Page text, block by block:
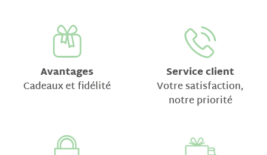
Avantages
Cadeaux et fidélité
Service client
Votre satisfaction,
notre priorité